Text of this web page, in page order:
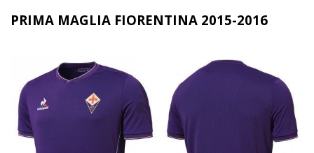
PRIMA MAGLIA FIORENTINA 2015-2016